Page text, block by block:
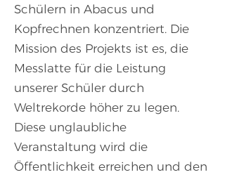
Schülern in Abacus und
Kopfrechnen konzentriert. Die
Mission des Projekts ist es, die
Messlatte für die Leistung
unserer Schüler durch
Weltrekorde höher zu legen.
Diese unglaubliche
Veranstaltung wird die
Öffentlichkeit erreichen und den